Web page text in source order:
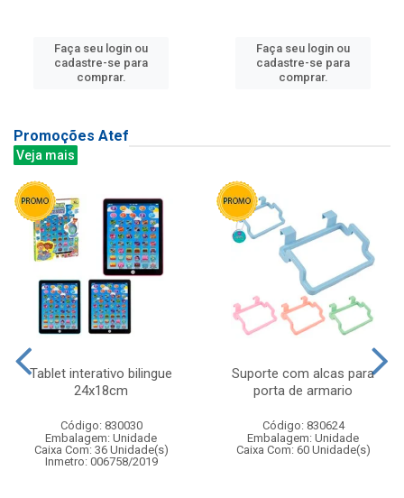
Faça seu login ou
cadastre-se para
comprar.
Faça seu login ou
cadastre-se para
comprar.
Promoções Atef
Veja mais
Tablet interativo bilingue
24x18cm
Código: 830030
Embalagem: Unidade
Caixa Com: 36 Unidade(s)
Inmetro: 006758/2019
Suporte com alcas para
porta de armario
Código: 830624
Embalagem: Unidade
Caixa Com: 60 Unidade(s)